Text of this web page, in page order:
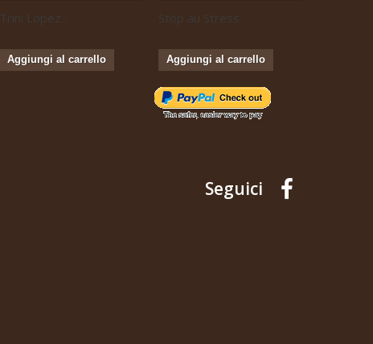
Trini Lopez...
Aggiungi al carrello
Stop au Stress
Aggiungi al carrello
Seguici